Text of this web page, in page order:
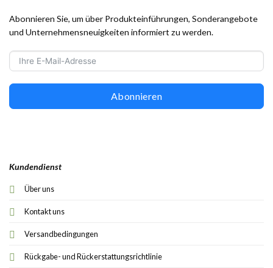
Kundendienst
Über uns
Kontakt uns
Versandbedingungen
Rückgabe- und Rückerstattungsrichtlinie
Abonnieren Sie, um über Produkteinführungen, Sonderangebote
und Unternehmensneuigkeiten informiert zu werden.
Abonnieren